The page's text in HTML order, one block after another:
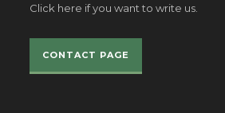
Click here if you want to write us.
CONTACT PAGE